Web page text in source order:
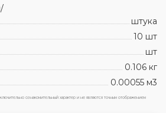
штука
10 шт
шт
0.106 кг
0.00055 м3
ознакомительный характер и не являются точным отображением